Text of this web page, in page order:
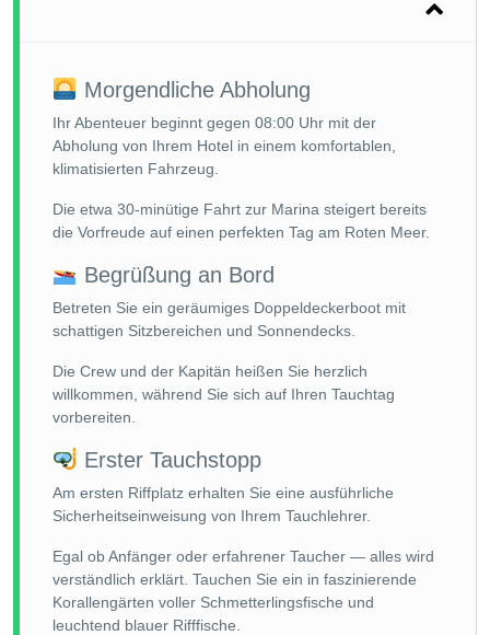
Morgendliche Abholung
Ihr Abenteuer beginnt gegen 08:00 Uhr mit der
Abholung von Ihrem Hotel in einem komfortablen,
klimatisierten Fahrzeug.
Die etwa 30-minütige Fahrt zur Marina steigert bereits
die Vorfreude auf einen perfekten Tag am Roten Meer.
Begrüßung an Bord
Betreten Sie ein geräumiges Doppeldeckerboot mit
schattigen Sitzbereichen und Sonnendecks.
Die Crew und der Kapitän heißen Sie herzlich
willkommen, während Sie sich auf Ihren Tauchtag
vorbereiten.
Erster Tauchstopp
Am ersten Riffplatz erhalten Sie eine ausführliche
Sicherheitseinweisung von Ihrem Tauchlehrer.
Egal ob Anfänger oder erfahrener Taucher — alles wird
verständlich erklärt. Tauchen Sie ein in faszinierende
Korallengärten voller Schmetterlingsfische und
leuchtend blauer Rifffische.